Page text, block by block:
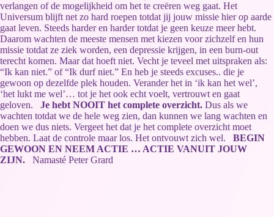
verlangen of de mogelijkheid om het te creëren weg gaat. Het
Universum blijft net zo hard roepen totdat jij jouw missie hier op aarde
gaat leven. Steeds harder en harder totdat je geen keuze meer hebt.
Daarom wachten de meeste mensen met kiezen voor zichzelf en hun
missie totdat ze ziek worden, een depressie krijgen, in een burn-out
terecht komen. Maar dat hoeft niet. Vecht je teveel met uitspraken als:
“Ik kan niet.” of “Ik durf niet.” En heb je steeds excuses.. die je
gewoon op dezelfde plek houden. Verander het in ‘ik kan het wel’,
‘het lukt me wel’… tot je het ook echt voelt, vertrouwt en gaat
geloven.
Je hebt NOOIT het complete overzicht. Dus als we
wachten totdat we de hele weg zien, dan kunnen we lang wachten en
doen we dus niets. Vergeet het dat je het complete overzicht moet
hebben. Laat de controle maar los. Het ontvouwt zich wel.
BEGIN
GEWOON EN NEEM ACTIE … ACTIE VANUIT JOUW
ZIJN. Namasté Peter Grard